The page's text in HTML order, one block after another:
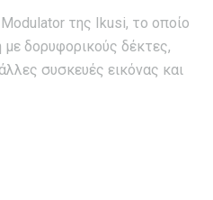
της Ikusi, το οποίο
με δορυφορικούς δέκτες,
συσκευές εικόνας και